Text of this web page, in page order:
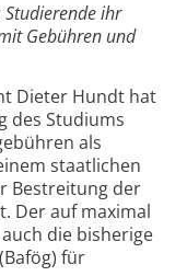
ihr
Gebühren und
Dieter Hundt hat
des Studiums
als
staatlichen
Bestreitung der
Der auf maximal
die bisherige
für